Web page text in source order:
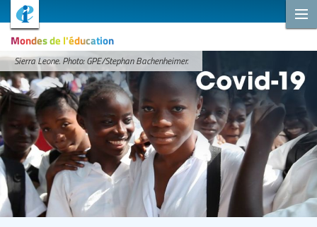
Mondes de l'éducation
Sierra Leone. Photo: GPE/Stephan Bachenheimer.